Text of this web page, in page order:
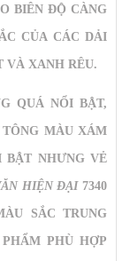
BIÊN ĐỘ CÀNG
CỦA CÁC DẢI
VÀ XANH RÊU.
QUÁ NỔI BẬT,
MÀU XÁM
NHƯNG VẺ
HIỆN ĐẠI 7340
SẮC TRUNG
PHÙ HỢP